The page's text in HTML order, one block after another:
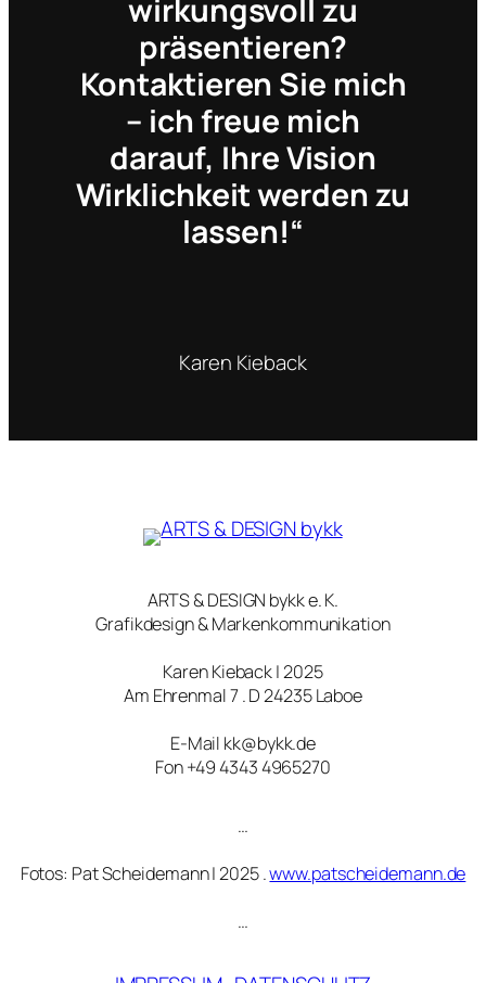
wirkungsvoll zu
präsentieren?
Kontaktieren Sie mich
– ich freue mich
darauf, Ihre Vision
Wirklichkeit werden zu
lassen!“
Karen Kieback
ARTS & DESIGN bykk e. K.
Grafikdesign & Markenkommunikation
Karen Kieback | 2025
Am Ehrenmal 7 . D 24235 Laboe
E-Mail kk@bykk.de
Fon +49 4343 4965270
…
Fotos: Pat Scheidemann | 2025 .www.patscheidemann.de
…